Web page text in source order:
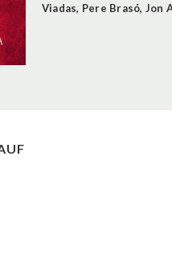
Viadas, Pere Brasó, Jon